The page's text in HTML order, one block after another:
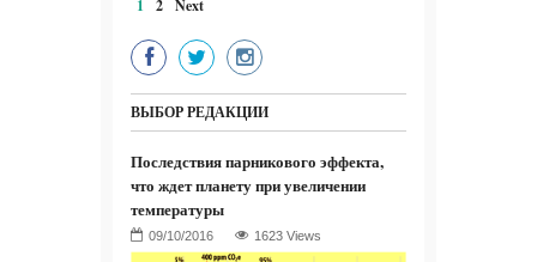
1 2 Next
ВЫБОР РЕДАКЦИИ
Последствия парникового эффекта,
что ждет планету при увеличении
температуры
1623 Views